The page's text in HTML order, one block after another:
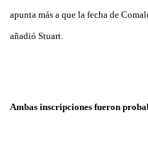
apunta más a que la fecha de
añadió Stuart.
Ambas inscripciones fueron